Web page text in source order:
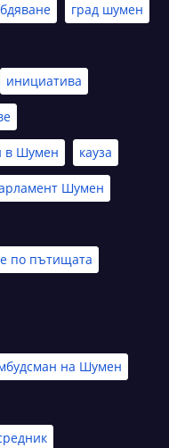
град шумен
инициатива
в Шумен кауза
Шумен
по пътищата
на Шумен